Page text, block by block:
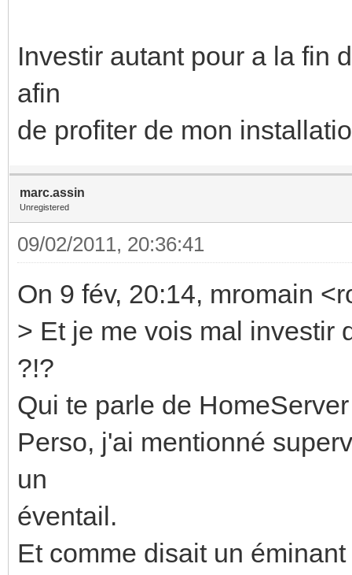
Investir autant pour a la fin
afin
de profiter de mon
marc.assin
Unregistered
09/02/2011, 20:36:41
On 9 fév, 20:14, mromain
> Et je me vois mal investir
?!?
Qui te parle de
Perso, j'ai mentionné
un
éventail.
Et comme disait un